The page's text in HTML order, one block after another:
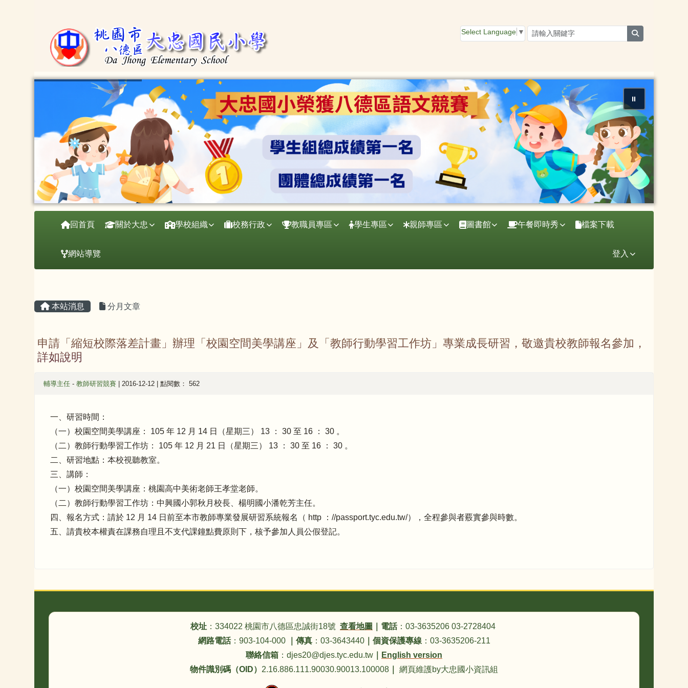
Select Language ▼
⏸
導覽列回首頁 關於大忠 學校組織 校務行政 教職員專區 學生專區 親師專區 圖書館 午餐即時秀 檔案下載
網站導覽 登入
本站消息 分月文章
申請「縮短校際落差計畫」辦理「校園空間美學講座」及「教師行動學習工作坊」專業成長研習，敬邀貴校教師報名參加，
詳如說明
輔導主任 -教師研習競賽 | 2016-12-12 | 點閱數： 562
一、研習時間：
（一）校園空間美學講座： 105 年 12 月 14 日（星期三） 13 ： 30 至 16 ： 30 。
（二）教師行動學習工作坊： 105 年 12 月 21 日（星期三） 13 ： 30 至 16 ： 30 。
二、研習地點：本校視聽教室。
三、講師：
（一）校園空間美學講座：桃園高中美術老師王孝堂老師。
（二）教師行動學習工作坊：中興國小郭秋月校長、楊明國小潘乾芳主任。
四、報名方式：請於 12 月 14 日前至本市教師專業發展研習系統報名（ http ：//passport.tyc.edu.tw/），全程參與者覈實參與時數。
五、請貴校本權責在課務自理且不支代課鐘點費原則下，核予參加人員公假登記。
校址 ：334022 桃園市八德區忠誠街18號 查看地圖 電話：03-3635206 03-2728404
網路電話：903-104-000 傳真：03-3643440｜ 個資保護專線：03-3635206-211
聯絡信箱 ：djes20@djes.tyc.edu.tw
English version
物件識別碼（OID） 2.16.886.111.90030.90013.100008 網頁維護by大忠國小資訊組